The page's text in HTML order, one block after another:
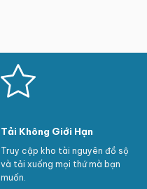
Tải Không Giới Hạn
Truy cập kho tài nguyên đồ sộ
và tải xuống mọi thứ mà bạn
muốn.